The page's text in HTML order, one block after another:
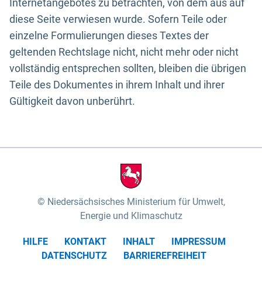
Internetangebotes zu betrachten, von dem aus auf
diese Seite verwiesen wurde. Sofern Teile oder
einzelne Formulierungen dieses Textes der
geltenden Rechtslage nicht, nicht mehr oder nicht
vollständig entsprechen sollten, bleiben die übrigen
Teile des Dokumentes in ihrem Inhalt und ihrer
Gültigkeit davon unberührt.
Niedersächsisches Ministerium für Umwelt,
Energie und Klimaschutz
HILFE KONTAKT INHALT
IMPRESSUM
DATENSCHUTZ
BARRIEREFREIHEIT